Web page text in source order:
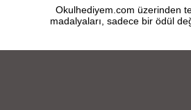
Okulhediyem.com üzerinden
madalyaları, sadece bir ödül